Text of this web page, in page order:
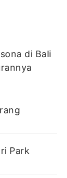
di Bali
Park